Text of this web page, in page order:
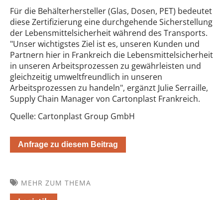
Für die Behälterhersteller (Glas, Dosen, PET) bedeutet
diese Zertifizierung eine durchgehende Sicherstellung
der Lebensmittelsicherheit während des Transports.
"Unser wichtigstes Ziel ist es, unseren Kunden und
Partnern hier in Frankreich die Lebensmittelsicherheit
in unseren Arbeitsprozessen zu gewährleisten und
gleichzeitig umweltfreundlich in unseren
Arbeitsprozessen zu handeln", ergänzt Julie Serraille,
Supply Chain Manager von Cartonplast Frankreich.
Quelle: Cartonplast Group GmbH
Anfrage zu diesem Beitrag
MEHR ZUM THEMA